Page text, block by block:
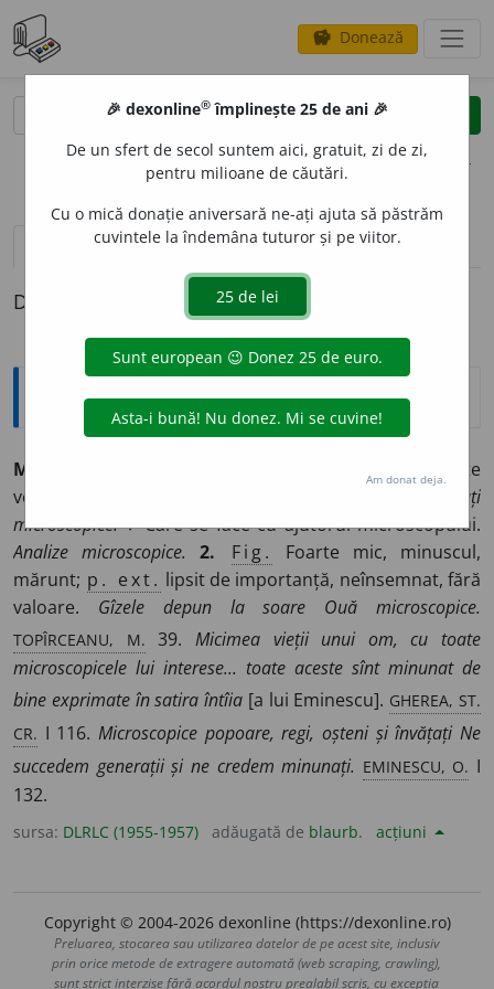
savings Donează
clear
opțiuni
definiții (1) pronunțievolume_up (1)
Definiția cu ID-ul 918804:
Explicative DEX
MICROSC
Care se poate
vedea sau cerceta numai cu microscopul.
Vietăți
microscopice.♦ Care se face cu ajutorul microscopului.
Analize microscopice.
2. Fig.
Foarte mic, minuscul,
mărunt; p. ext. lipsit de importanță, neînsemnat, fără
valoare. Gîzele depun la soare Ouă microscopice.
TOPÎRCEANU, M. 39. Micimea vieții unui om, cu toate
microscopicele lui interese... toate aceste sînt minunat de
bine exprimate în satira întîia [a lui Eminescu]. GHEREA, ST.
CR. I 116. Microscopice popoare, regi, oșteni și învățați Ne
succedem generații și ne credem minunați. EMINESCU, O. I
132.
sursa: DLRLC (1955-1957) adăugată de blaurb. acțiuni
Copyright © 2004-2026 dexonline (https://dexonline.ro)
Preluarea, stocarea sau utilizarea datelor de pe acest site, inclusiv
prin orice metode de extragere automată (web scraping, crawling),
sunt strict interzise fără acordul nostru prealabil scris, cu excepția
🎉 dexonline® împlinește 25 de ani 🎉
De un sfert de secol suntem aici, gratuit, zi de zi,
pentru milioane de căutări.
Cu o mică donație aniversară ne-ați ajuta să păstrăm
cuvintele la îndemâna tuturor și pe viitor.
Am donat deja.